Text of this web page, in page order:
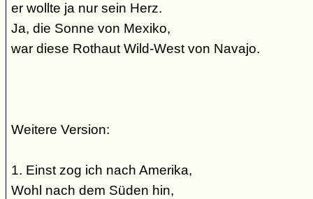
er wollte ja nur sein Herz.
Ja, die Sonne von Mexiko,
war diese Rothaut Wild-West von Navajo.
Weitere Version:
1. Einst zog ich nach Amerika,
Wohl nach dem Süden hin,